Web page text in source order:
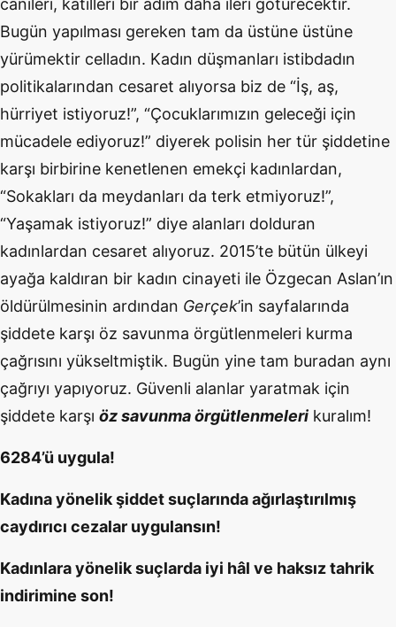
canileri, katilleri bir adım daha ileri götürecektir.
Bugün yapılması gereken tam da üstüne üstüne
yürümektir celladın. Kadın düşmanları istibdadın
politikalarından cesaret alıyorsa biz de “İş, aş,
hürriyet istiyoruz!”, “Çocuklarımızın geleceği için
mücadele ediyoruz!” diyerek polisin her tür şiddetine
karşı birbirine kenetlenen emekçi kadınlardan,
“Sokakları da meydanları da terk etmiyoruz!”,
“Yaşamak istiyoruz!” diye alanları dolduran
kadınlardan cesaret alıyoruz. 2015’te bütün ülkeyi
ayağa kaldıran bir kadın cinayeti ile Özgecan Aslan’ın
öldürülmesinin ardından Gerçek’in sayfalarında
şiddete karşı öz savunma örgütlenmeleri kurma
çağrısını yükseltmiştik. Bugün yine tam buradan aynı
çağrıyı yapıyoruz. Güvenli alanlar yaratmak için
şiddete karşı öz savunma örgütlenmeleri kuralım!
6284’ü uygula!
Kadına yönelik şiddet suçlarında ağırlaştırılmış
caydırıcı cezalar uygulansın!
Kadınlara yönelik suçlarda iyi hâl ve haksız tahrik
indirimine son!